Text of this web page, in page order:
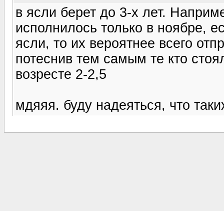
в ясли берет до 3-х лет.
исполнилось только в ноябре,
ясли, то их вероятнее всего
потеснив тем самым те кто
возресте 2-2,5
мдяяя. буду надеяться, что